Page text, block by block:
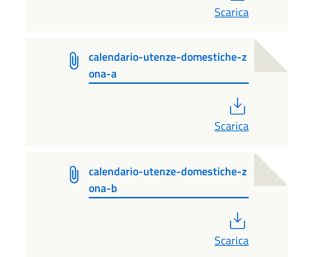
Scarica
calendario-utenze-domestiche-z
ona-a
Scarica
calendario-utenze-domestiche-z
ona-b
Scarica